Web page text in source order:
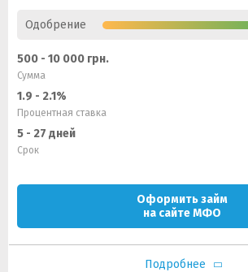
Одобрение
500 - 10 000 грн.
Сумма
1.9 - 2.1%
Процентная ставка
5 - 27 дней
Срок
Оформить займ
на сайте МФО
Подробнее